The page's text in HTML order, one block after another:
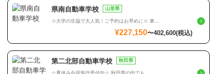
山形県
県南自動車学校
☆大学の生協で大人気！ご予約はお早めに☆ 東...
¥227,150〜402,600(税込)
秋田県
第二北部自動車学校